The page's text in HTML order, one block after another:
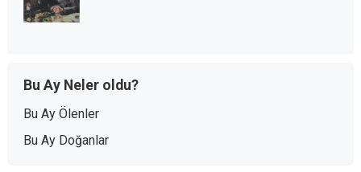
Bu Ay Neler oldu?
Bu Ay Ölenler
Bu Ay Doğanlar